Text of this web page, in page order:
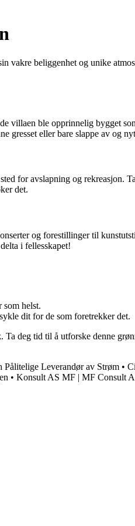
beliggenhet og unike
villaen ble opprinnelig bygget
gresset eller bare slappe av og
for avslapning og rekreasjon.
det.
og forestillinger til
i fellesskapet!
som helst.
dit for de som foretrekker det.
deg tid til å utforske denne
Pålitelige Leverandør av Strøm •
• Konsult AS MF | MF Consult